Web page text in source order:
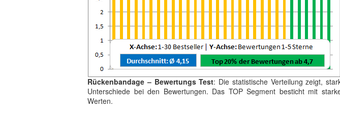
Rückenbandage – Bewertungs Test: Die statistische Verteilung zeigt,
Unterschiede bei den Bewertungen. Das TOP Segment besticht mit
Werten.